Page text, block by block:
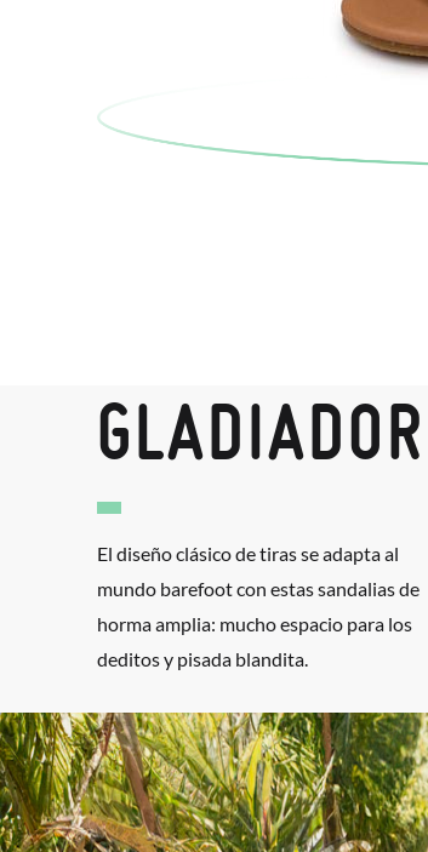
El diseño clásico de tiras se adapta al
mundo barefoot con estas sandalias de
horma amplia: mucho espacio para los
deditos y pisada blandita.